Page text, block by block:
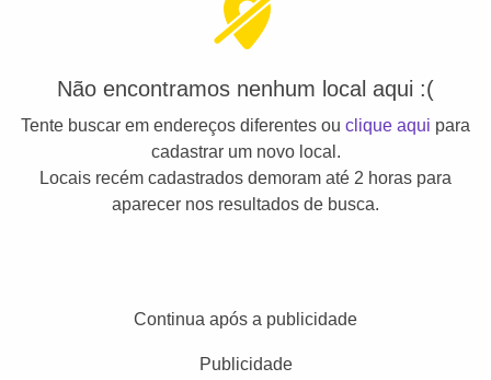
Não encontramos nenhum local aqui :(
Tente buscar em endereços diferentes ou clique aqui para
cadastrar um novo local.
Locais recém cadastrados demoram até 2 horas para
aparecer nos resultados de busca.
Continua após a publicidade
Publicidade